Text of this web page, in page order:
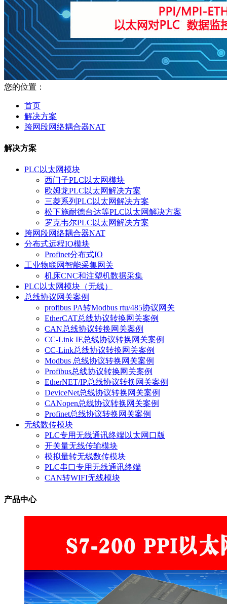
您的位置：
首页
解决方案
跨网段网络耦合器NAT
解决方案
PLC以太网模块
西门子PLC以太网模块
欧姆龙PLC以太网解决方案
三菱系列PLC以太网解决方案
松下施耐德台达等PLC以太网解决方案
罗克韦尔PLC以太网解决方案
跨网段网络耦合器NAT
分布式远程IO模块
Profinet分布式IO
工业物联网智能采集网关
机床CNC和注塑机数据采集
PLC以太网模块（无线）
总线协议网关案例
profibus PA转Modbus rtu/485协议网关
EtherCAT总线协议转换网关案例
CAN总线协议转换网关案例
CC-Link IE总线协议转换网关案例
CC-Link总线协议转换网关案例
Modbus 总线协议转换网关案例
Profibus总线协议转换网关案例
EtherNET/IP总线协议转换网关案例
DeviceNet总线协议转换网关案例
CANopen总线协议转换网关案例
Profinet总线协议转换网关案例
无线数传模块
PLC专用无线通讯终端以太网口版
开关量无线传输模块
模拟量转无线数传模块
PLC串口专用无线通讯终端
CAN转WIFI无线模块
产品中心